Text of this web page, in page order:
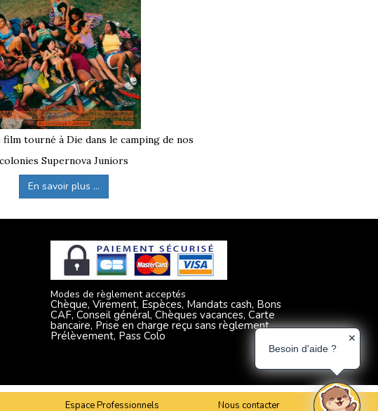
souhaitées.
est proposée.
film tourné à Die dans le camping de nos
colonies Supernova Juniors
En savoir plus ...
Modes de règlement acceptés
Chèque, Virement, Espèces, Mandats cash, Bons
CAF, Conseil général, Chèques vacances, Carte
bancaire, Prise en charge reçu sans règlement,
Prélèvement, Pass Colo
Espace Professionnels Nous contacter
Besoin d'aide ?
✕